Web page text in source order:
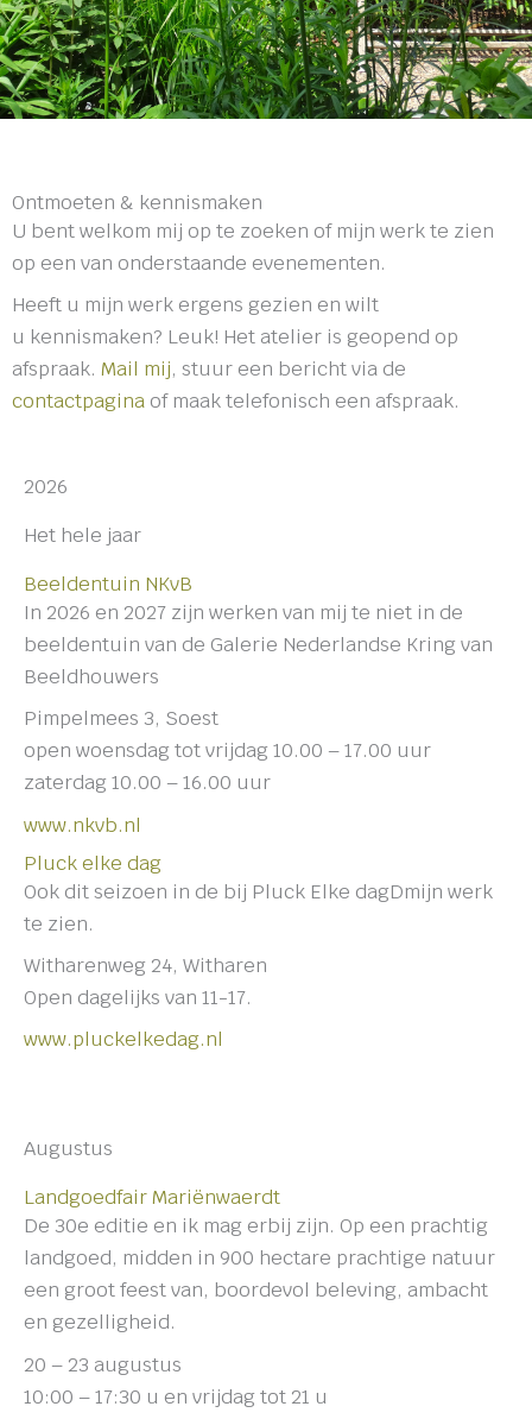
Ontmoeten & kennismaken
U bent welkom mij op te zoeken of mijn werk te zien
op een van onderstaande evenementen.
Heeft u mijn werk ergens gezien en wilt
u kennismaken? Leuk! Het atelier is geopend op
afspraak. Mail mij, stuur een bericht via de
contactpagina of maak telefonisch een afspraak.
2026
Het hele jaar
Beeldentuin NKvB
In 2026 en 2027 zijn werken van mij te niet in de
beeldentuin van de Galerie Nederlandse Kring van
Beeldhouwers
Pimpelmees 3, Soest
open woensdag tot vrijdag 10.00 – 17.00 uur
zaterdag 10.00 – 16.00 uur
www.nkvb.nl
Pluck elke dag
Ook dit seizoen in de bij Pluck Elke dagDmijn werk
te zien.
Witharenweg 24, Witharen
Open dagelijks van 11-17.
www.pluckelkedag.nl
Augustus
Landgoedfair Mariënwaerdt
De 30e editie en ik mag erbij zijn. Op een prachtig
landgoed, midden in 900 hectare prachtige natuur
een groot feest van, boordevol beleving, ambacht
en gezelligheid.
20 – 23 augustus
10:00 – 17:30 u en vrijdag tot 21 u